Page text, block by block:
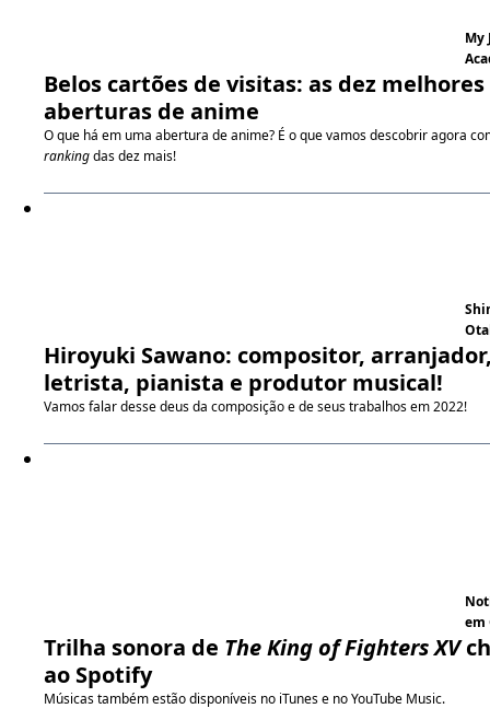
My
Belos cartões de visitas: as dez melhores
aberturas de anime
O que há em uma abertura de anime? É o que vamos descobrir agora
rankingdas dez mais!
Hiroyuki Sawano: compositor,
letrista, pianista e produtor musical!
Vamos falar desse deus da composição e de seus trabalhos em 2022!
em
Trilha sonora de The King of Fighters XV
ao Spotify
Músicas também estão disponíveis no iTunes e no YouTube Music.